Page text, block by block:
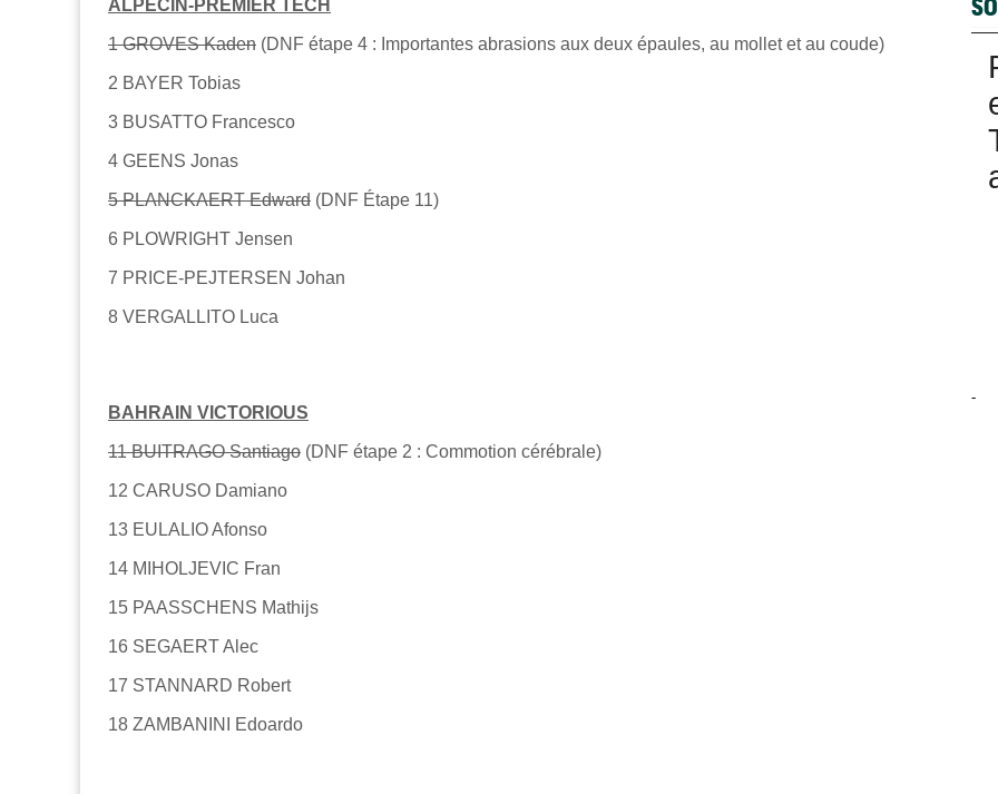
ALPECIN-PREMIER TECH
1 GROVES Kaden (DNF étape 4 : Importantes abrasions aux deux épaules, au mollet et au coude)
2 BAYER Tobias
3 BUSATTO Francesco
4 GEENS Jonas
5 PLANCKAERT Edward (DNF Étape 11)
6 PLOWRIGHT Jensen
7 PRICE-PEJTERSEN Johan
8 VERGALLITO Luca
BAHRAIN VICTORIOUS
11 BUITRAGO Santiago (DNF étape 2 : Commotion cérébrale)
12 CARUSO Damiano
13 EULALIO Afonso
14 MIHOLJEVIC Fran
15 PAASSCHENS Mathijs
16 SEGAERT Alec
17 STANNARD Robert
18 ZAMBANINI Edoardo
-